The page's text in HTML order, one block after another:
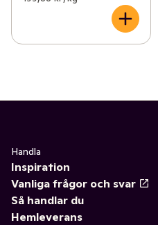
Handla
Inspiration
Vanliga frågor och svar
Så handlar du
Hemleverans